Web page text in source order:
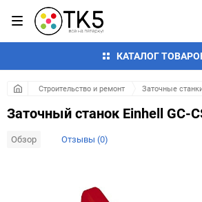
КАТАЛОГ
Строительство и ремонт Заточные
Заточный станок Einhell GC-
Обзор Отзывы (0)